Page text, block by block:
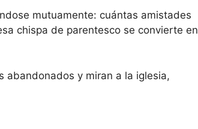
mutuamente: cuántas amistades
chispa de parentesco se convierte en
abandonados y miran a la iglesia,